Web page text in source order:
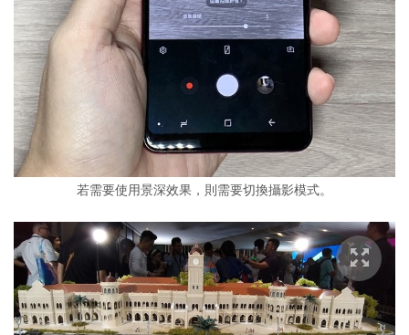
若需要使用景深效果，則需要切換攝影模式。